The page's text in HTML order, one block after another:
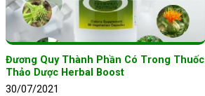
Đương Quy Thành Phần Có Trong Thuốc
Thảo Dược Herbal Boost
30/07/2021